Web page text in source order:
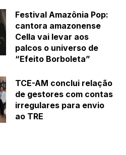
Festival Amazônia Pop:
cantora amazonense
Cella vai levar aos
palcos o universo de
“Efeito Borboleta”
TCE-AM conclui relação
de gestores com contas
irregulares para envio
ao TRE